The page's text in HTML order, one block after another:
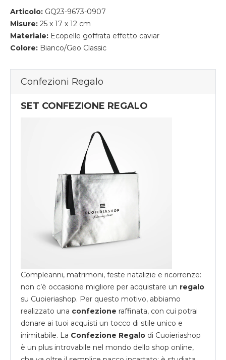
Articolo: GQ23-9673-0907
Misure: 25 x 17 x 12 cm
Materiale: Ecopelle goffrata effetto caviar
Colore: Bianco/Geo Classic
Confezioni Regalo
SET CONFEZIONE REGALO
Compleanni, matrimoni, feste natalizie e ricorrenze:
non c’è occasione migliore per acquistare un regalo
su Cuoieriashop. Per questo motivo, abbiamo
realizzato una confezione raffinata, con cui potrai
donare ai tuoi acquisti un tocco di stile unico e
inimitabile. La Confezione Regalo di Cuoieriashop
è un plus introvabile nel mondo dello shop online,